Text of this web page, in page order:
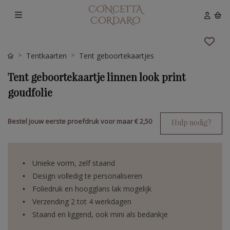
Tentkaarten Tent geboortekaartjes
Tent geboortekaartje linnen look print
goudfolie
Bestel jouw eerste proefdruk voor maar€ 2,50 Hulp nodig?
Unieke vorm, zelf staand
Design volledig te personaliseren
Foliedruk en hoogglans lak mogelijk
Verzending 2 tot 4 werkdagen
Staand en liggend, ook mini als bedankje